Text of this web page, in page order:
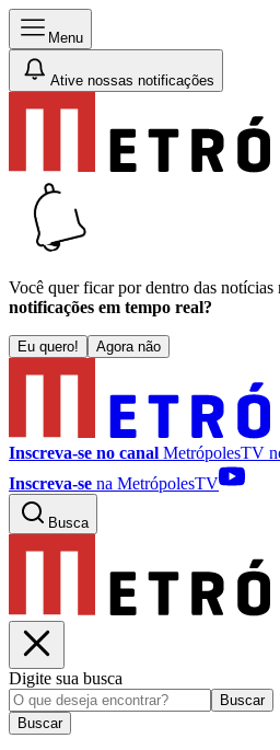
Menu
Ative nossas notificações
Você quer ficar por dentro das notícias
notificações em tempo real?
Eu quero! Agora não
Inscreva-se no canal MetrópolesTV
Inscreva-se na MetrópolesTV
Busca
Digite sua busca
Buscar
Buscar